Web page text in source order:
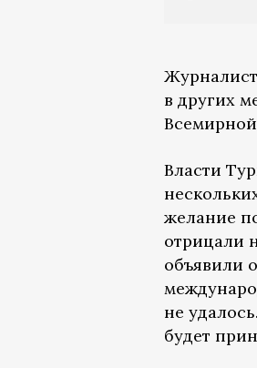
в других
Власти
желание
отрицали
объявили
не
будет